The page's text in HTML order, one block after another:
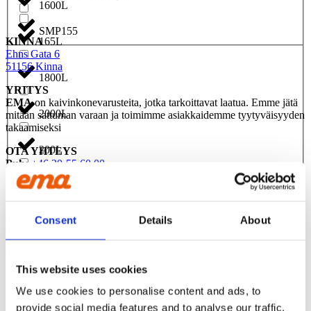
Consent Details About
This website uses cookies
We use cookies to personalise content and ads, to
provide social media features and to analyse our traffic.
SMP155
1600L
165L
1800L
2000L
200L
2200L
240L
250L
KINNA
Ehns Gata 6
51156 Kinna
YRITYS
EMAon kaivinkonevarusteita, jotka tarkoittavat laatua. Emme jätä
mitään sattuman varaan ja toimimme asiakkaidemme tyytyväisyyden
takaamiseksi
OTA YHTEYS
Puh: +46 20-55 60 00
Sähköposti: info@emasweden.com
Privacy
Vastuullisuus
YLPEÄ JÄSEN